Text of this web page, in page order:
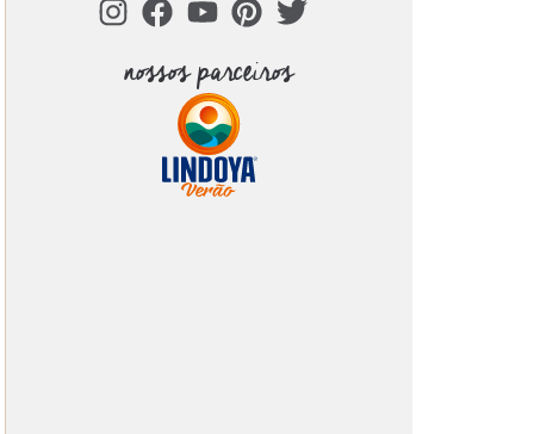
nossos parceiros